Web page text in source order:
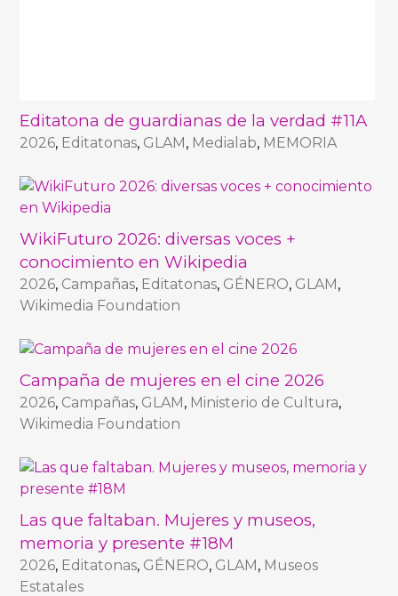
Editatona de guardianas de la verdad #11A
2026, Editatonas, GLAM, Medialab, MEMORIA
WikiFuturo 2026: diversas voces +
conocimiento en Wikipedia
2026, Campañas, Editatonas, GÉNERO, GLAM,
Wikimedia Foundation
Campaña de mujeres en el cine 2026
2026, Campañas, GLAM, Ministerio de Cultura,
Wikimedia Foundation
Las que faltaban. Mujeres y museos,
memoria y presente #18M
2026, Editatonas, GÉNERO, GLAM, Museos
Estatales